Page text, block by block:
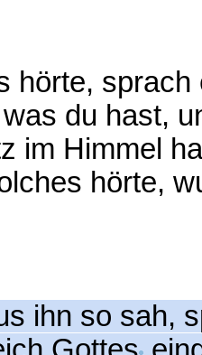
hörte,
du hast,
im Himmel
hörte,
ihn so sah,